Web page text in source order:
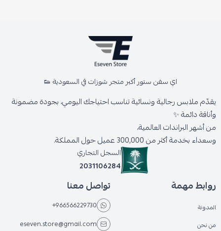
اي سفن ستور أكبر متجر شوزات في السعودية 👟
يقدّم ملابس رجالية ونسائية تناسب احتياجك اليومي، بجودة مضمونة
وأناقة دائمة ✨
من أشهر البراندات العالمية،
وسعداء بخدمة أكثر من 300,000 عميل حول المملكة.
السجل التجاري
2031106284
روابط مهمة
المدونة
من نحن
تواصل معنا
+966566229730
eseven.store@gmail.com